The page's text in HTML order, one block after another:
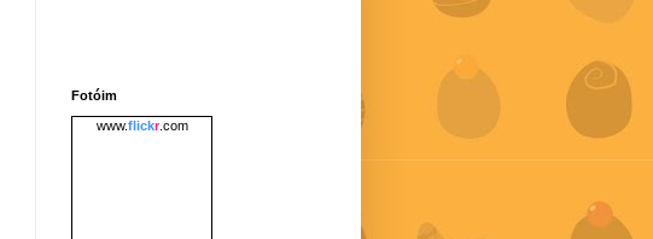
Fotóim
www.flickr.com